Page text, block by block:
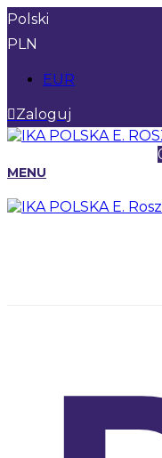
Polski
PLN
EUR
Zaloguj
MENU